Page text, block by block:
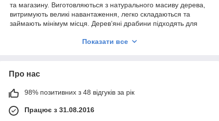
та магазину. Виготовляються з натурального масиву дерева,
витримують великі навантаження, легко складаються та
займають мінімум місця. Дерев’яні драбини підходять для
змінити штори, доглядати за рослинами, проводити ремонтні
високі та міні-моделі
вигляд для сучасного інтер’єру
Показати все
Про нас
98% позитивних з 48 відгуків за рік
Працює з 31.08.2016